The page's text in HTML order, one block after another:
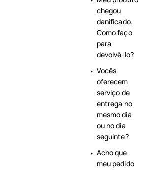
chegou
danificado.
Como faço
para
devolvê-lo?
Vocês
oferecem
serviço de
entrega no
mesmo dia
ou no dia
seguinte?
Acho que
meu pedido